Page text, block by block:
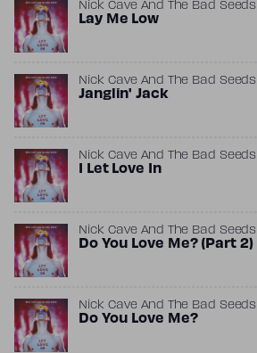
Nick Cave And The Bad Seeds
Lay Me Low
Nick Cave And The Bad Seeds
Janglin' Jack
Nick Cave And The Bad Seeds
I Let Love In
Nick Cave And The Bad Seeds
Do You Love Me? (Part 2)
Nick Cave And The Bad Seeds
Do You Love Me?